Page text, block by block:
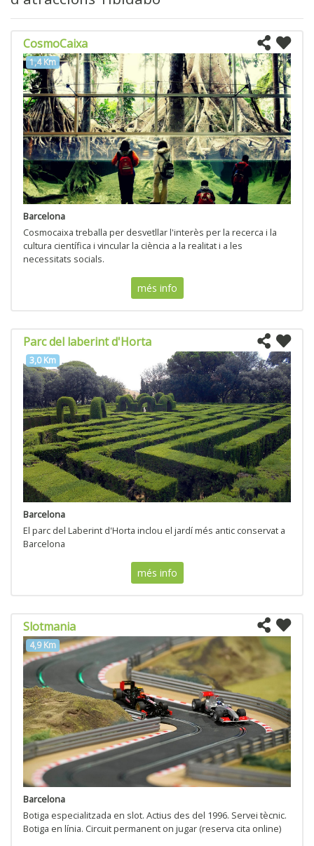
CosmoCaixa
1,4 Km
Barcelona
Cosmocaixa treballa per desvetllar l'interès per la recerca i la
cultura científica i vincular la ciència a la realitat i a les
necessitats socials.
més info
Parc del laberint d'Horta
3,0 Km
Barcelona
El parc del Laberint d'Horta inclou el jardí més antic conservat a
Barcelona
més info
Slotmania
4,9 Km
Barcelona
Botiga especialitzada en slot. Actius des del 1996. Servei tècnic.
Botiga en línia. Circuit permanent on jugar (reserva cita online)